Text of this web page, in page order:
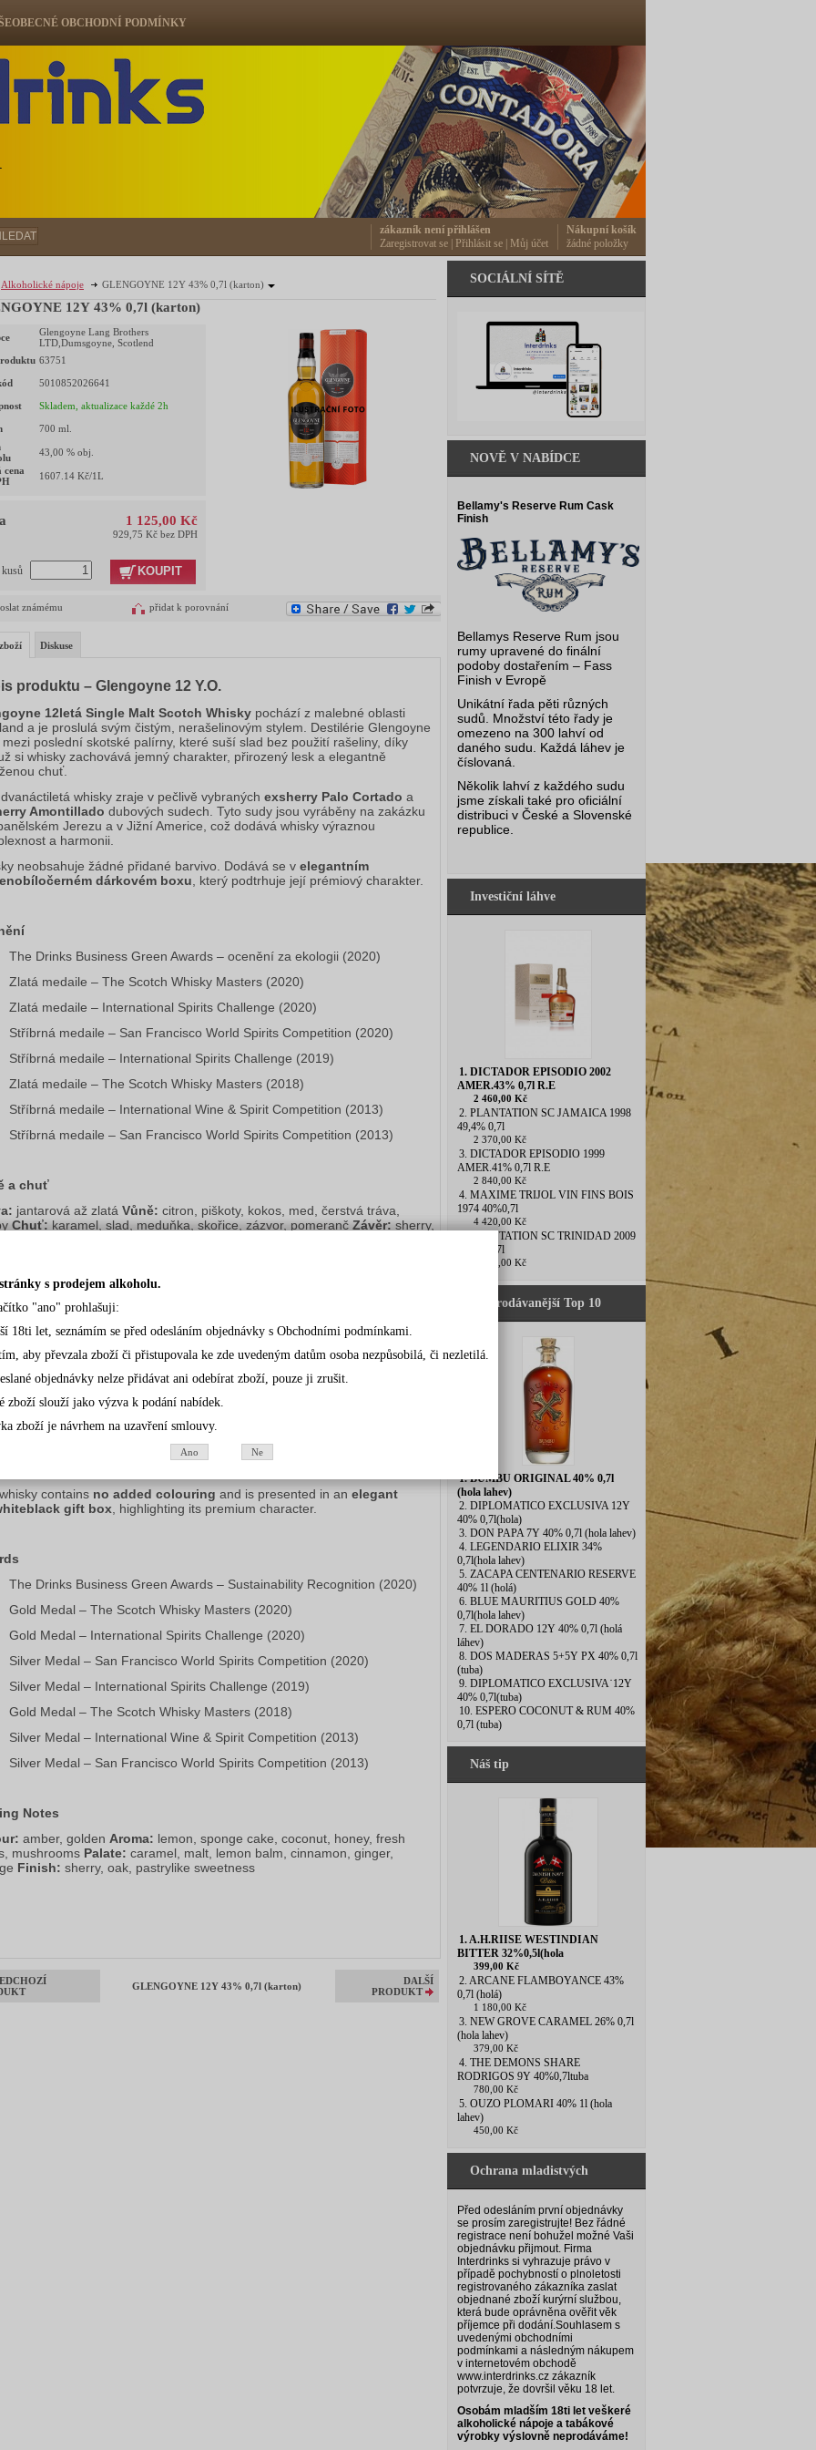
Alkoholické nápoje GLENGOYNE 12Y 43% 0,7l (karton)
GLENGOYNE 12Y 43% 0,7l (karton)
Glengoyne Lang Brothers
LTD,Dumsgoyne, Scotlend
63751
5010852026641
Skladem, aktualizace každé 2h
700 ml.
43,00 % obj.
cena
1607.14 Kč/1L
1 125,00 Kč
929,75 Kč bez DPH
kusů KOUPIT
známému přidat k porovnání
Diskuse
produktu – Glengoyne 12 Y.O.
12letá Single Malt Scotch Whisky pochází z malebné oblasti
a je proslulá svým čistým, nerašelinovým stylem. Destilérie Glengoyne
poslední skotské palírny, které suší slad bez použití rašeliny, díky
si whisky zachovává jemný charakter, přirozený lesk a elegantně
chuť.
whisky zraje v pečlivě vybraných exsherry Palo Cortado
Amontillado dubových sudech. Tyto sudy jsou vyráběny na zakázku
Jerezu a v Jižní Americe, což dodává whisky výraznou
a harmonii.
neobsahuje žádné přidané barvivo. Dodává se v elegantním
dárkovém boxu , který podtrhuje její prémiový charakter.
The Drinks Business Green Awards – ocenění za ekologii (2020)
Zlatá medaile – The Scotch Whisky Masters (2020)
Zlatá medaile – International Spirits Challenge (2020)
Stříbrná medaile – San Francisco World Spirits Competition (2020)
Stříbrná medaile – International Spirits Challenge (2019)
Zlatá medaile – The Scotch Whisky Masters (2018)
Stříbrná medaile – International Wine & Spirit Competition (2013)
Stříbrná medaile – San Francisco World Spirits Competition (2013)
a chuť
jantarová až zlatá Vůně: citron, piškoty, kokos, med, čerstvá tráva,
Chuť: karamel, slad, meduňka, skořice, zázvor, pomeranč Závěr: sherry,
Description – Glengoyne 12 Y.O.
12 Year Old Single Malt Scotch Whisky
comes from the scenic
region and is renowned for its pure, unpeated style. As one of the few
clarity, natural brightness, and a beautifully balanced flavour
expression matures in carefully selected
Spain, and South America, giving the whisky remarkable depth and
contains no added colouring and is presented in an elegant
gift box , highlighting its premium character.
The Drinks Business Green Awards – Sustainability Recognition (2020)
Gold Medal – The Scotch Whisky Masters (2020)
Gold Medal – International Spirits Challenge (2020)
Silver Medal – San Francisco World Spirits Competition (2020)
Silver Medal – International Spirits Challenge (2019)
Gold Medal – The Scotch Whisky Masters (2018)
Silver Medal – International Wine & Spirit Competition (2013)
Silver Medal – San Francisco World Spirits Competition (2013)
Notes
amber, golden Aroma: lemon, sponge cake, coconut, honey, fresh
mushrooms Palate: caramel, malt, lemon balm, cinnamon, ginger,
Finish: sherry, oak, pastrylike sweetness
GLENGOYNE 12Y 43% 0,7l (karton)
DALŠÍ
PRODUKT
SOCIÁLNÍ SÍTĚ
NOVĚ V NABÍDCE
Bellamy's Reserve Rum Cask
Finish
Bellamys Reserve Rum jsou
rumy upravené do finální
podoby dostařením – Fass
Finish v Evropě
Unikátní řada pěti různých
sudů. Množství této řady je
omezeno na 300 lahví od
daného sudu. Každá láhev je
číslovaná.
Několik lahví z každého sudu
jsme získali také pro oficiální
distribuci v České a Slovenské
republice.
Investiční láhve
1. DICTADOR EPISODIO 2002
AMER.43% 0,7l R.E
2 460,00 Kč
2. PLANTATION SC JAMAICA 1998
49,4% 0,7l
2 370,00 Kč
3. DICTADOR EPISODIO 1999
AMER.41% 0,7l R.E
2 840,00 Kč
4. MAXIME TRIJOL VIN FINS BOIS
1974 40%0,7l
4 420,00 Kč
5. PLANTATION SC TRINIDAD 2009
45,3% 0,7l
1 420,00 Kč
Nejprodávanější Top 10
1. BUMBU ORIGINAL 40% 0,7l
(hola lahev)
2. DIPLOMATICO EXCLUSIVA 12Y
40% 0,7l(hola)
3. DON PAPA 7Y 40% 0,7l (hola lahev)
4. LEGENDARIO ELIXIR 34%
0,7l(hola lahev)
5. ZACAPA CENTENARIO RESERVE
40% 1l (holá)
6. BLUE MAURITIUS GOLD 40%
0,7l(hola lahev)
7. EL DORADO 12Y 40% 0,7l (holá
láhev)
8. DOS MADERAS 5+5Y PX 40% 0,7l
(tuba)
9. DIPLOMATICO EXCLUSIVA˙12Y
40% 0,7l(tuba)
10. ESPERO COCONUT & RUM 40%
0,7l (tuba)
Náš tip
1. A.H.RIISE WESTINDIAN
BITTER 32%0,5l(hola
399,00 Kč
2. ARCANE FLAMBOYANCE 43%
0,7l (holá)
1 180,00 Kč
3. NEW GROVE CARAMEL 26% 0,7l
(hola lahev)
379,00 Kč
4. THE DEMONS SHARE
RODRIGOS 9Y 40%0,7ltuba
780,00 Kč
5. OUZO PLOMARI 40% 1l (hola
lahev)
450,00 Kč
Ochrana mladistvých
Před odesláním první objednávky
se prosím zaregistrujte! Bez řádné
registrace není bohužel možné Vaši
objednávku přijmout. Firma
Interdrinks si vyhrazuje právo v
případě pochybností o plnoletosti
registrovaného zákazníka zaslat
objednané zboží kurýrní službou,
která bude oprávněna ověřit věk
příjemce při dodání.Souhlasem s
uvedenými obchodními
podmínkami a následným nákupem
v internetovém obchodě
www.interdrinks.cz zákazník
potvrzuje, že dovršil věku 18 let.
Osobám mladším 18ti let veškeré
alkoholické nápoje a tabákové
výrobky výslovně neprodáváme!
OBCHODNÍ PODMÍNKY
Nákupní košík
žádné položky
zákazník není přihlášen
Zaregistrovat se
Přihlásit se Můj účet
s prodejem alkoholu.
"ano" prohlašuji:
18ti let, seznámím se před odesláním objednávky s Obchodními podmínkami.
aby převzala zboží či přistupovala ke zde uvedeným datům osoba nezpůsobilá, či nezletilá.
objednávky nelze přidávat ani odebírat zboží, pouze ji zrušit.
zboží slouží jako výzva k podání nabídek.
zboží je návrhem na uzavření smlouvy.
Ano Ne